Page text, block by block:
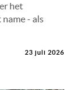
het
- als
23 juli 2026